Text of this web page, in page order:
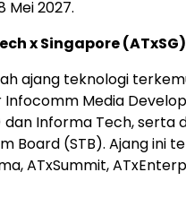
Mei 2027.
x Singapore (ATxSG)
ajang teknologi
Infocomm Media
Informa Tech, serta
Board (STB). Ajang ini
ATxSummit,